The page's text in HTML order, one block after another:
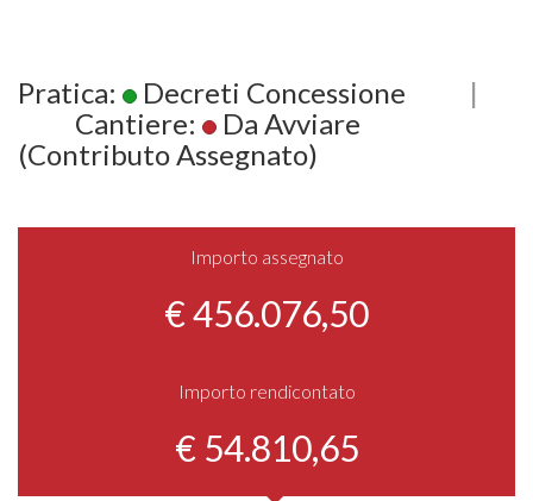
Pratica: Decreti Concessione
|
Cantiere:
Da Avviare
(Contributo Assegnato)
Importo assegnato
€ 456.076,50
Importo rendicontato
€ 54.810,65